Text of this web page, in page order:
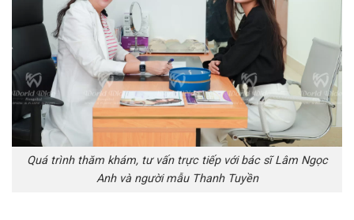
Quá trình thăm khám, tư vấn trực tiếp với bác sĩ Lâm Ngọc
Anh và người mẫu Thanh Tuyền